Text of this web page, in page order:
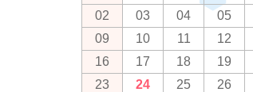
02
03 04 05
09
10 11 12
16
17 18 19
23
24 25 26